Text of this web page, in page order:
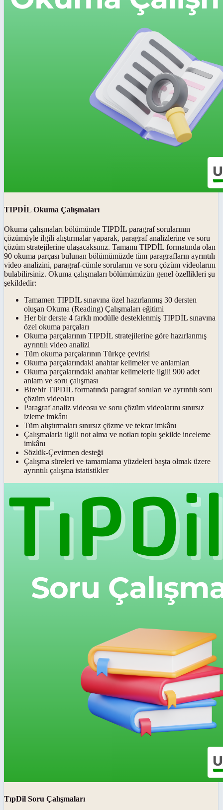
TIPDİL Okuma Çalışmaları
Okuma çalışmaları bölümünde TIPDİL paragraf sorularının
çözümüyle ilgili alıştırmalar yaparak, paragraf analizlerine ve soru
çözüm stratejilerine ulaşacaksınız. Tamamı TIPDİL formatında olan
90 okuma parçası bulunan bölümümüzde tüm paragrafların ayrıntılı
video analizini, paragraf-cümle sorularını ve soru çözüm videolarını
bulabilirsiniz. Okuma çalışmaları bölümümüzün genel özellikleri şu
şekildedir:
Tamamen TIPDİL sınavına özel hazırlanmış 30 dersten
oluşan Okuma (Reading) Çalışmaları eğitimi
Her bir derste 4 farklı modülle desteklenmiş TIPDİL sınavına
özel okuma parçaları
Okuma parçalarının TIPDİL stratejilerine göre hazırlanmış
ayrıntılı video analizi
Tüm okuma parçalarının Türkçe çevirisi
Okuma parçalarındaki anahtar kelimeler ve anlamları
Okuma parçalarındaki anahtar kelimelerle ilgili 900 adet
anlam ve soru çalışması
Birebir TIPDİL formatında paragraf soruları ve ayrıntılı soru
çözüm videoları
Paragraf analiz videosu ve soru çözüm videolarını sınırsız
izleme imkânı
Tüm alıştırmaları sınırsız çözme ve tekrar imkânı
Çalışmalarla ilgili not alma ve notları toplu şekilde inceleme
imkânı
Sözlük-Çevirmen desteği
Çalışma süreleri ve tamamlama yüzdeleri başta olmak üzere
ayrıntılı çalışma istatistikler
TıpDil Soru Çalışmaları